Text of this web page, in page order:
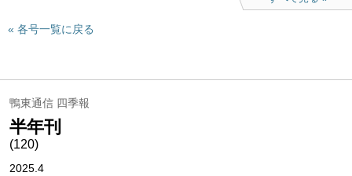
各号一覧に戻る
鴨東通信 四季報
半年刊
(120)
2025.4